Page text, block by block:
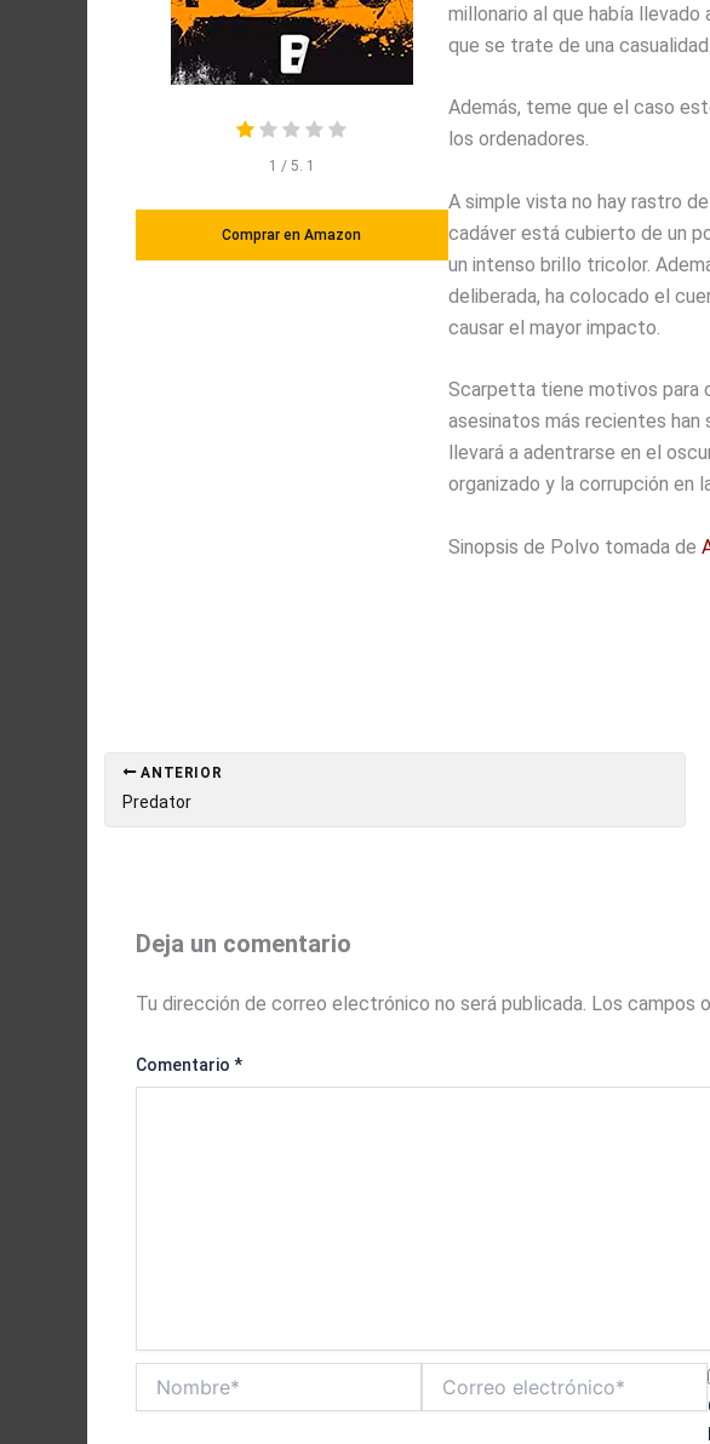
1 / 5. 1
Comprar en Amazon
millonario al que había
que se trate de una casualidad.
Además, teme que el caso
los ordenadores.
A simple vista no hay rastro
cadáver está cubierto de un
un intenso brillo tricolor.
deliberada, ha colocado el
causar el mayor impacto.
Scarpetta tiene motivos para
asesinatos más recientes han
llevará a adentrarse en el
organizado y la corrupción en
Sinopsis de Polvo tomada de
ANTERIOR
Predator
Deja un comentario
Tu dirección de correo electrónico no será publicada. Los campos
Comentario *
electrónico*